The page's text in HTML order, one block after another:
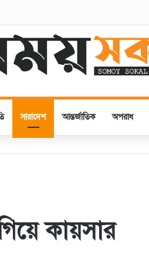
পুষ্পস্তবক অর্পণ
সারাদেশ আন্তর্জাতিক অপরাধ
কায়সার